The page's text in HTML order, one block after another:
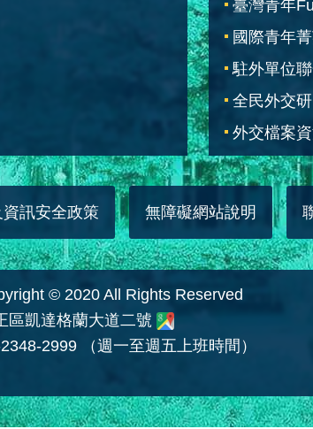
臺灣青年
國際青年
駐外單位
全民外交
外交檔案
訊安全政策 無障礙網站說明
© 2020 All Rights Reserved
區凱達格蘭大道二號
2999 （週一至週五上班時間）